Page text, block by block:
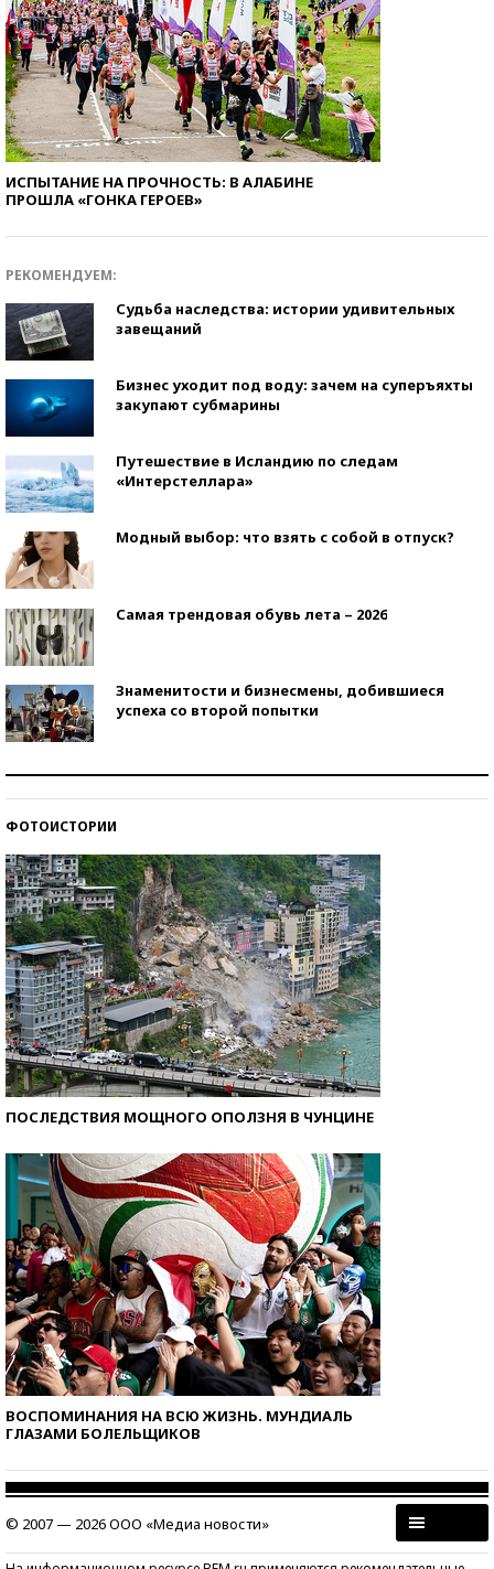
ИСПЫТАНИЕ НА ПРОЧНОСТЬ: В АЛАБИНЕ
ПРОШЛА «ГОНКА ГЕРОЕВ»
РЕКОМЕНДУЕМ:
Судьба наследства: истории удивительных
завещаний
Бизнес уходит под воду: зачем на суперъяхты
закупают субмарины
Путешествие в Исландию по следам
«Интерстеллара»
Модный выбор: что взять с собой в отпуск?
Самая трендовая обувь лета – 2026
Знаменитости и бизнесмены, добившиеся
успеха со второй попытки
ФОТОИСТОРИИ
ПОСЛЕДСТВИЯ МОЩНОГО ОПОЛЗНЯ В ЧУНЦИНЕ
ВОСПОМИНАНИЯ НА ВСЮ ЖИЗНЬ. МУНДИАЛЬ
ГЛАЗАМИ БОЛЕЛЬЩИКОВ
© 2007 — 2026 ООО «Медиа новости»